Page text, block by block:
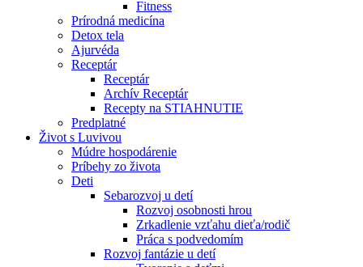
Fitness
Prírodná medicína
Detox tela
Ajurvéda
Receptár
Receptár
Archív Receptár
Recepty na STIAHNUTIE
Predplatné
Život s Luvivou
Múdre hospodárenie
Príbehy zo života
Deti
Sebarozvoj u detí
Rozvoj osobnosti hrou
Zrkadlenie vzťahu dieťa/rodič
Práca s podvedomím
Rozvoj fantázie u detí